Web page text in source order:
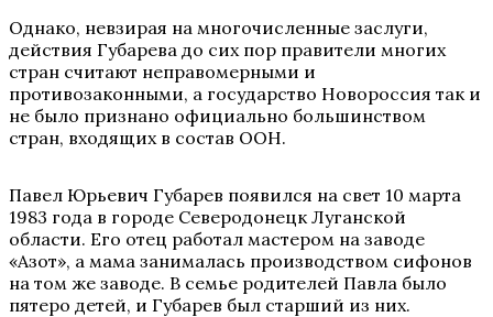
Однако, невзирая на многочисленные заслуги,
действия Губарева до сих пор правители многих
стран считают неправомерными и
противозаконными, а государство Новороссия так и
не было признано официально большинством
стран, входящих в состав ООН.
Павел Юрьевич Губарев появился на свет 10 марта
1983 года в городе Северодонецк Луганской
области. Его отец работал мастером на заводе
«Азот», а мама занималась производством сифонов
на том же заводе. В семье родителей Павла было
пятеро детей, и Губарев был старший из них.